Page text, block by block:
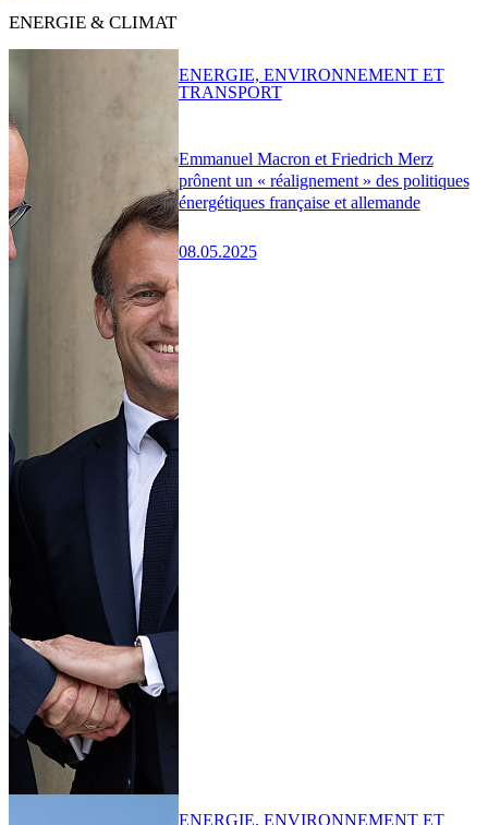
ENERGIE & CLIMAT
Emmanuel Macron et Friedrich Merz
prônent un « réalignement » des politiques
énergétiques française et allemande
08.05.2025
ENERGIE, ENVIRONNEMENT ET
TRANSPORT
ENERGIE, ENVIRONNEMENT ET